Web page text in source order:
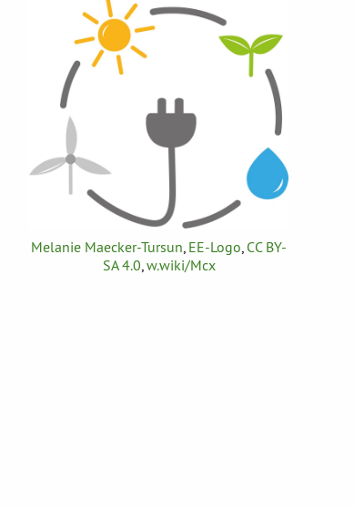
Melanie Maecker-Tursun, EE-Logo, CC BY-
SA 4.0,w.wiki/Mcx